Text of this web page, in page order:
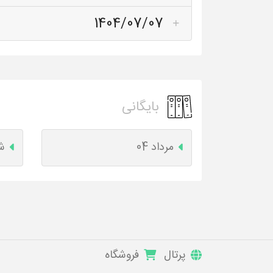
1404/07/07
بایگانی
مرداد 04
پرتال فروشگاه